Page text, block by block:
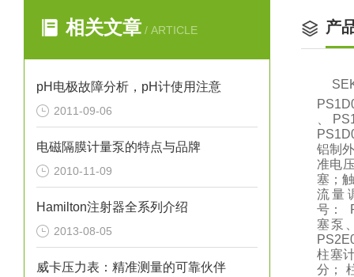
相关文章 / ARTICLE
pH电极故障分析，pH计使用注意
2011-09-06
电磁隔膜计量泵的特点与品牌
2010-11-09
Hamilton注射器全系列介绍
2013-08-05
威卡压力表：精准测量的可靠伙伴
产
、
铝制
准电
塞；
流量
号：
塞泵
柱塞
分；